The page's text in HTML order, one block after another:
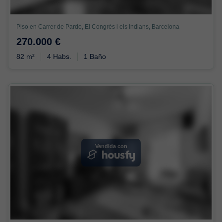
Piso en Carrer de Pardo, El Congrés i els Indians, Barcelona
270.000 €
82 m² 4 Habs. 1 Baño
Vendida con